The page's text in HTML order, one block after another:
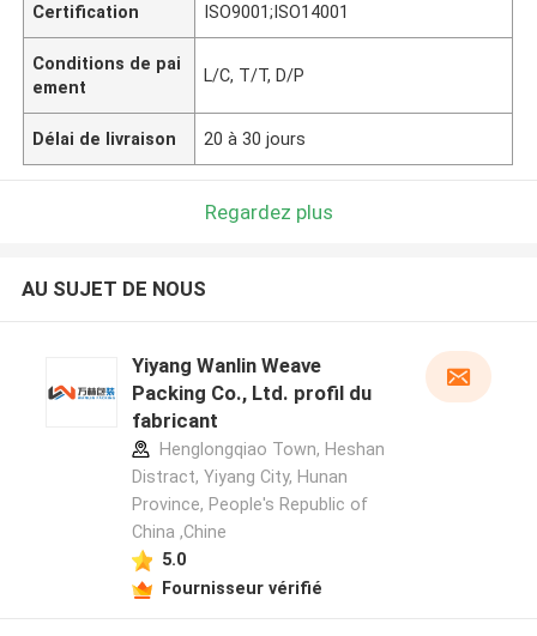
Certification ISO9001;ISO14001
Conditions de pai
ement
L/C, T/T, D/P
Délai de livraison 20 à 30 jours
Regardez plus
AU SUJET DE NOUS
Yiyang Wanlin Weave
Packing Co., Ltd. profil du
fabricant
Henglongqiao Town, Heshan
Distract, Yiyang City, Hunan
Province, People's Republic of
China ,Chine
5.0
Fournisseur vérifié